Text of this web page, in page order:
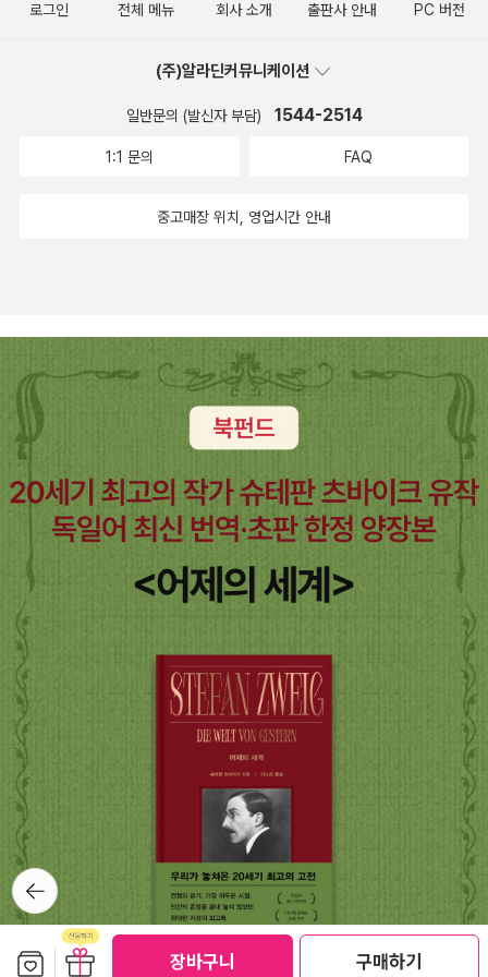
장바구니 구매하기
된 전집이라는 점이 크겠다. 번역상의 가치로 볼 때는 당연히 최신 연
상판이 으뜸이며, 향후 표준으로 자리매김할 것으로 보인다. 다만, 전
라투스트라는 이렇게 말했다. 2006도 신판까지 나와 있다. 알고 보
는 이렇게 말하였다. 金晸鎭 옮김, 삼성당, 1974세계교양정선집 8
재, 2012올재클래식스 15권.그닥 존재감 없이 잊혀져 가던 이 번역
본은, 각종 참신한 번역본들이 각축을 벌이는 당대의 출판계에 40여
년 만에 갑자기 다시 소환된다. 구닥다리 책들의 구닥다리 번역을 뒤
져서 재출간하는 것을 모토로 하는 올재 총서에, 불분명한 연유로 간
택되어 새로 단장하여 나오고, 더구나 전자책으로까지 보급되었던
것. 덕분에 뜻밖에 무덤에서 나와 부활의 나래를 펼치게 되었다. 이 번
역본을 보라!(위에서 불분명한 연유라고 했지만, 다른 '구닥다리' 번역
서들이 의외로 꽤나 오래 롱런하는 상황에서 고를 수 있는 선택지는
박준택, 김정진, 정경석 정도로 좁혀지긴 한다. 박준택은 초역본이라
는 가치는 있지만 아마도 은근히 일본어 중역의 느낌이 있었을테고,
다른 판본 한 종은 대놓고 일본어 중역이고, 올재가 즐겨 빼오곤 하던
삼성출판사 세계상전집의 정경석보다는 김정진이 약간 더 이전에 번
역되었다 ... 뭐 이런 스토리련가? 비교적 최근의 번역본들 중에 만만
한 것들로는 강대석이 있었으나 간발의 차(?)로 한길사에 넘어가 넘
사벽 신세가 되었고, 백성현(이후 박성현으로 바뀜)이라고 뭐가 하나
있긴 한데 뭔가 애들 장난 같고, 위태로운 느낌이었겠고 ... 그냥 무난
하게 검증된 걸로 가자 ... 까지도 예측 가능하겠다. 어지간하면 새 번
역진 섭외해서 참신한 번역본 좀 내도록 하자, 응?) 5. 짜라투스트라
는 이렇게 말하였다. 강영계 옮김, 삼중당, 1975역시나 문고판의 대
명사로 군림했던 삼중당이 되겠다. 박준택 번역이 문고판으로 나오면
서 두 권으로 분책되어 나온데 비해 한 권이라, 발췌 번역이 아닌가 한
뒤로가
기
로그인 전체 메뉴 회사 소개 출판사 안내 PC 버전
(주)알라딘커뮤니케이션
일반문의 (발신자 부담) 1544-2514
1:1 문의 FAQ
중고매장 위치, 영업시간 안내